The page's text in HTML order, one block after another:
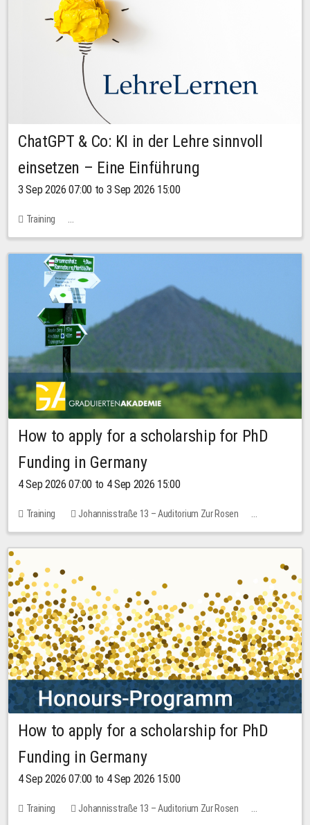
ChatGPT & Co: KI in der Lehre sinnvoll
einsetzen – Eine Einführung
3 Sep 2026 07:00 to 3 Sep 2026 15:00
Training
Bachstraße 18k - SR 102 (Seminarraum Servicestelle LehreLernen)
How to apply for a scholarship for PhD
Funding in Germany
4 Sep 2026 07:00 to 4 Sep 2026 15:00
Training
Johannisstraße 13 – Auditorium Zur Rosen
7 places
10.00 EUR
How to apply for a scholarship for PhD
Funding in Germany
4 Sep 2026 07:00 to 4 Sep 2026 15:00
Training
Johannisstraße 13 – Auditorium Zur Rosen